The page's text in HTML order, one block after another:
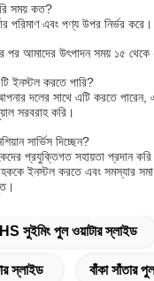
সময় কত?
পরিমাণ এবং পণ্য উপর নির্ভর করে।
পর আমাদের উৎপাদন সময় ১৫ থেকে
ইনস্টল করতে পারি?
দলের সাথে এটি করতে
সরবরাহ করি।
সার্ভিস দিচ্ছেন?
প্রযুক্তিগত সহায়তা প্রদান
ইনস্টল করতে এবং সমস্যার
সুইমিং পুল ওয়াটার স্লাইড
স্লাইড বাঁকা সাঁতার